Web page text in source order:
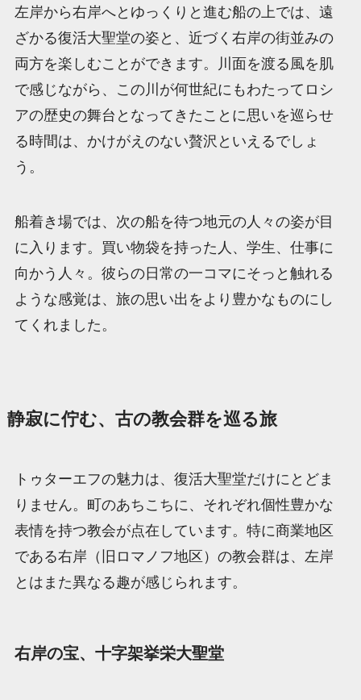
左岸から右岸へとゆっくりと進む船の上では、遠
ざかる復活大聖堂の姿と、近づく右岸の街並みの
両方を楽しむことができます。川面を渡る風を肌
で感じながら、この川が何世紀にもわたってロシ
アの歴史の舞台となってきたことに思いを巡らせ
る時間は、かけがえのない贅沢といえるでしょ
う。
船着き場では、次の船を待つ地元の人々の姿が目
に入ります。買い物袋を持った人、学生、仕事に
向かう人々。彼らの日常の一コマにそっと触れる
ような感覚は、旅の思い出をより豊かなものにし
てくれました。
静寂に佇む、古の教会群を巡る旅
トゥターエフの魅力は、復活大聖堂だけにとどま
りません。町のあちこちに、それぞれ個性豊かな
表情を持つ教会が点在しています。特に商業地区
である右岸（旧ロマノフ地区）の教会群は、左岸
とはまた異なる趣が感じられます。
右岸の宝、十字架挙栄大聖堂